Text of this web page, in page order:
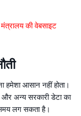
की वेबसाइट
हमेशा आसान नहीं होता।
और अन्य सरकारी डेटा का
लग सकता है।